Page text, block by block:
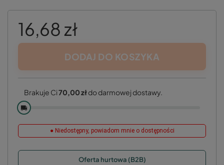
16,68 zł
DODAJ DO KOSZYKA
Brakuje Ci70,00 złdo darmowej dostawy.
🚚
● Niedostępny, powiadom mnie o dostępności
Oferta hurtowa (B2B)